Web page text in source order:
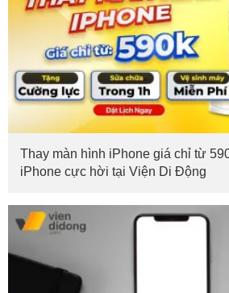
Thay màn hình iPhone giá chỉ từ
iPhone cực hời tại Viện Di Động